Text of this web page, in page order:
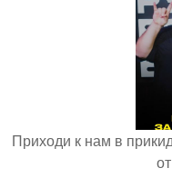
Приходи к нам в